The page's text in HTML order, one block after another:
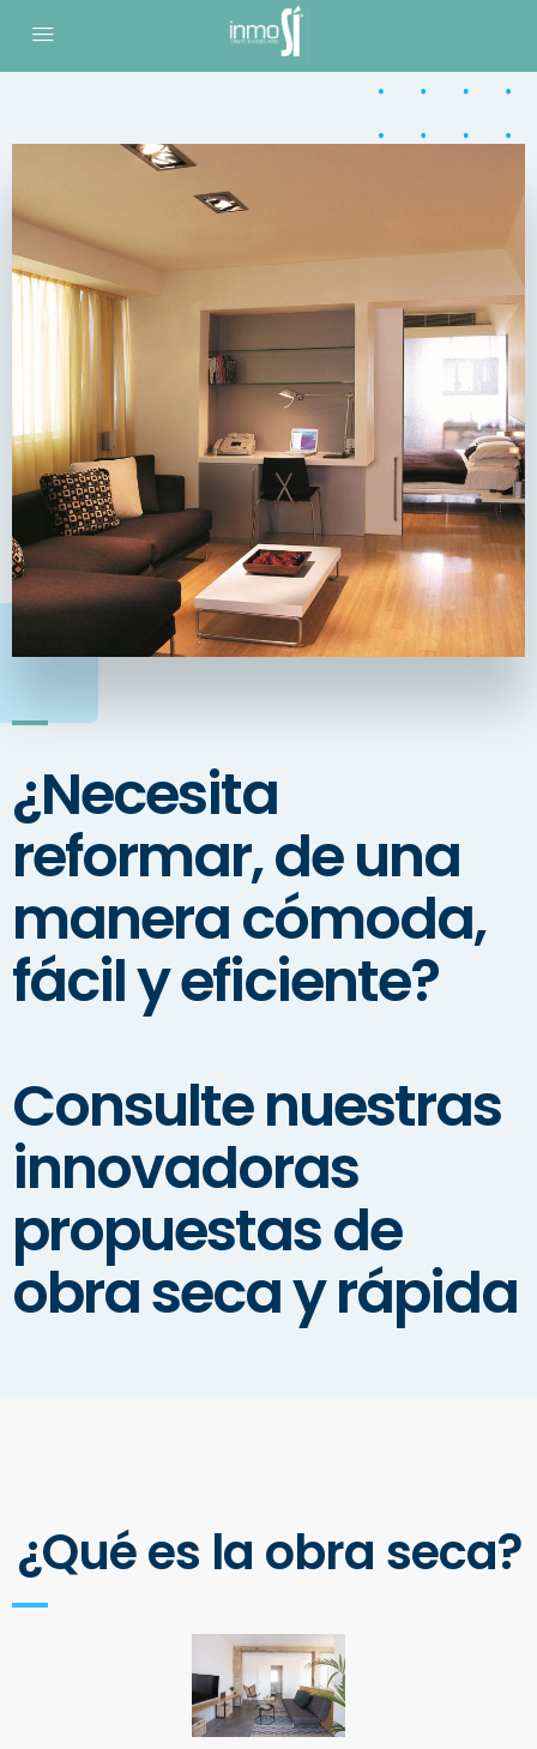
¿Necesita
reformar, de una
manera cómoda,
fácil y eficiente?
Consulte nuestras
innovadoras
propuestas de
obra seca y rápida
¿Qué es la obra seca?